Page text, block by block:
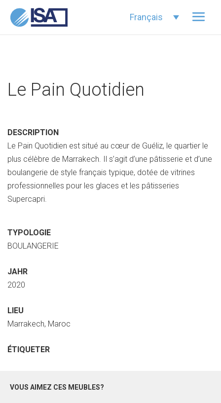
Français
Le Pain Quotidien
DESCRIPTION
Le Pain Quotidien est situé au cœur de Guéliz, le quartier le
plus célèbre de Marrakech. Il s’agit d’une pâtisserie et d’une
boulangerie de style français typique, dotée de vitrines
professionnelles pour les glaces et les pâtisseries
Supercapri.
TYPOLOGIE
BOULANGERIE
JAHR
2020
LIEU
Marrakech, Maroc
ÉTIQUETER
VOUS AIMEZ CES MEUBLES?